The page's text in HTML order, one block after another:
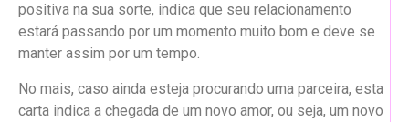
positiva na sua sorte, indica que seu relacionamento
estará passando por um momento muito bom e deve se
manter assim por um tempo.
No mais, caso ainda esteja procurando uma parceira, esta
carta indica a chegada de um novo amor, ou seja, um novo